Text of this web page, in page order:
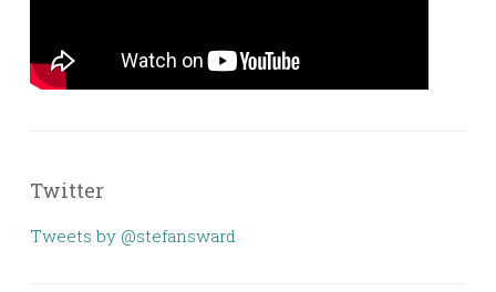
Twitter
Tweets by @stefansward